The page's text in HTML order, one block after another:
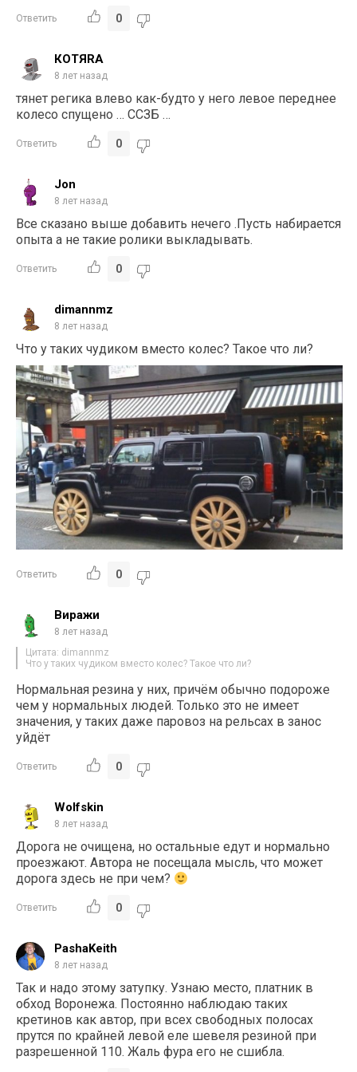
Ответить 0
КОТЯRA
8 лет назад
тянет регика влево как-будто у него левое переднее
колесо спущено … ССЗБ …
Ответить 0
Jon
8 лет назад
Все сказано выше добавить нечего .Пусть набирается
опыта а не такие ролики выкладывать.
Ответить 0
dimannmz
8 лет назад
Что у таких чудиком вместо колес? Такое что ли?
Ответить 0
Виражи
8 лет назад
Цитата: dimannmz
Что у таких чудиком вместо колес? Такое что ли?
Нормальная резина у них, причём обычно подороже
чем у нормальных людей. Только это не имеет
значения, у таких даже паровоз на рельсах в занос
уйдёт
Ответить 0
Wolfskin
8 лет назад
Дорога не очищена, но остальные едут и нормально
проезжают. Автора не посещала мысль, что может
дорога здесь не при чем?
Ответить 0
PashaKeith
8 лет назад
Так и надо этому затупку. Узнаю место, платник в
обход Воронежа. Постоянно наблюдаю таких
кретинов как автор, при всех свободных полосах
прутся по крайней левой еле шевеля резиной при
разрешенной 110. Жаль фура его не сшибла.